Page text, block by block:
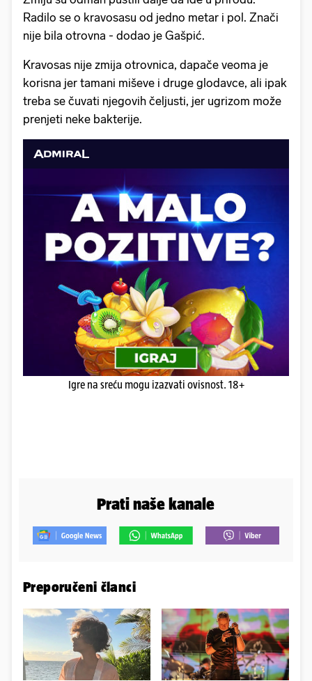
Radilo se o kravosasu od jedno metar i pol. Znači
nije bila otrovna - dodao je Gašpić.
Kravosas nije zmija otrovnica, dapače veoma je
korisna jer tamani miševe i druge glodavce, ali ipak
treba se čuvati njegovih čeljusti, jer ugrizom može
prenjeti neke bakterije.
Igre na sreću mogu izazvati ovisnost. 18+
Prati naše kanale
Preporučeni članci